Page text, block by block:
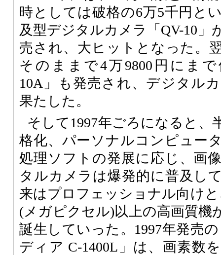
時としては破格の6万5千円と
及型デジタルカメラ「QV-10」
売され、大ヒットとなった。
そのままで4万9800円にま
10A」も発売され、デジタル
果たした。
そして1997年ごろになると、
格化、パーソナルコンピュー
処理ソフトの発展に応じ、画
タルカメラは爆発的に普及し
来はプロフェッショナル向け
(メガピクセル)以上の高画質機
誕生していった。1997年発売
ディア C-1400L」は、画素数